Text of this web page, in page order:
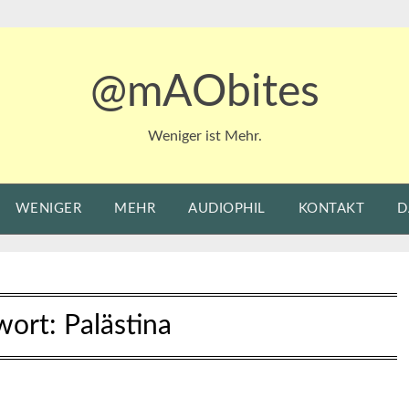
@mAObites
Weniger ist Mehr.
WENIGER MEHR AUDIOPHIL KONTAKT
Palästina